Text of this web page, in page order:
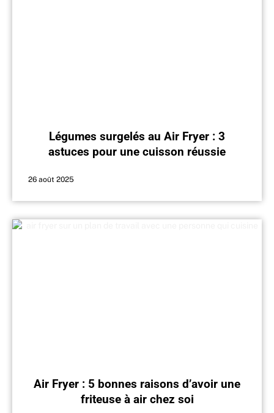
Légumes surgelés au Air Fryer : 3
astuces pour une cuisson réussie
26 août 2025
Air Fryer : 5 bonnes raisons d’avoir une
friteuse à air chez soi